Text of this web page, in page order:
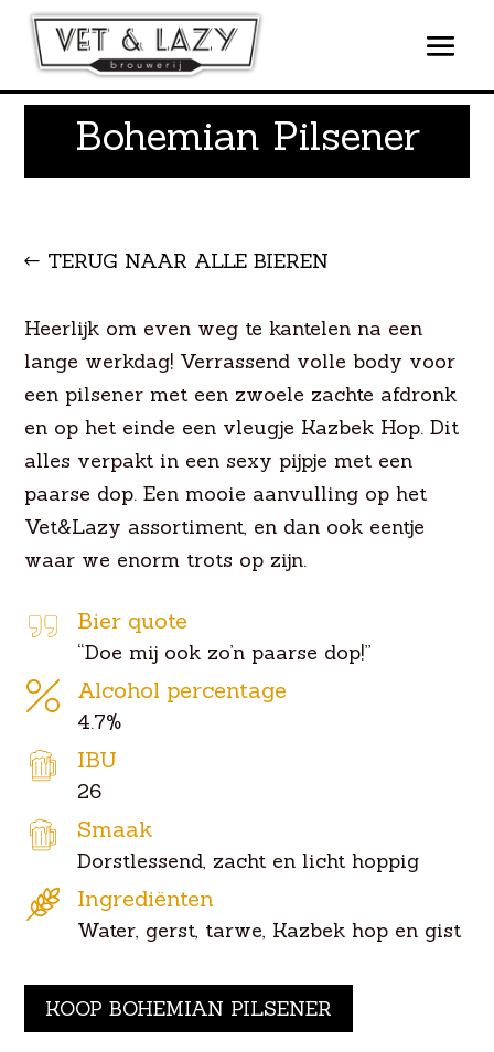
Bohemian Pilsener
TERUG NAAR ALLE BIEREN
Heerlijk om even weg te kantelen na een
lange werkdag! Verrassend volle body voor
een pilsener met een zwoele zachte afdronk
en op het einde een vleugje Kazbek Hop. Dit
alles verpakt in een sexy pijpje met een
paarse dop. Een mooie aanvulling op het
Vet&Lazy assortiment, en dan ook eentje
waar we enorm trots op zijn.
Bier quote
“Doe mij ook zo’n paarse dop!”
Alcohol percentage
4.7%
IBU
26
Smaak
Dorstlessend, zacht en licht hoppig
Ingrediënten
Water, gerst, tarwe, Kazbek hop en gist
KOOP BOHEMIAN PILSENER